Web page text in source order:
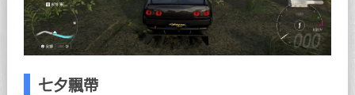
七夕飄帶